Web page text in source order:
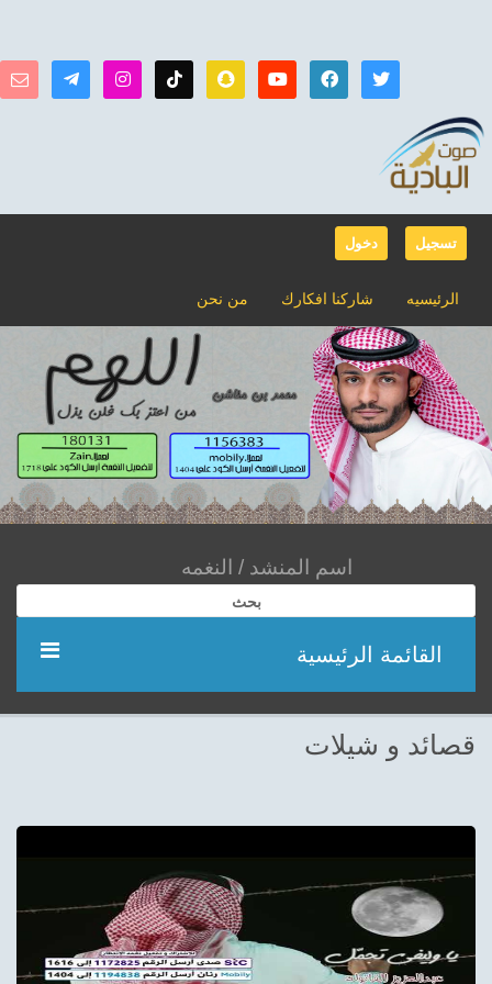
دخول تسجيل
من نحن شاركنا افكارك الرئيسيه
بحث
القائمة الرئيسية
مؤديين
ادعية
احدث الفيديوهات
قصائد و شيلات